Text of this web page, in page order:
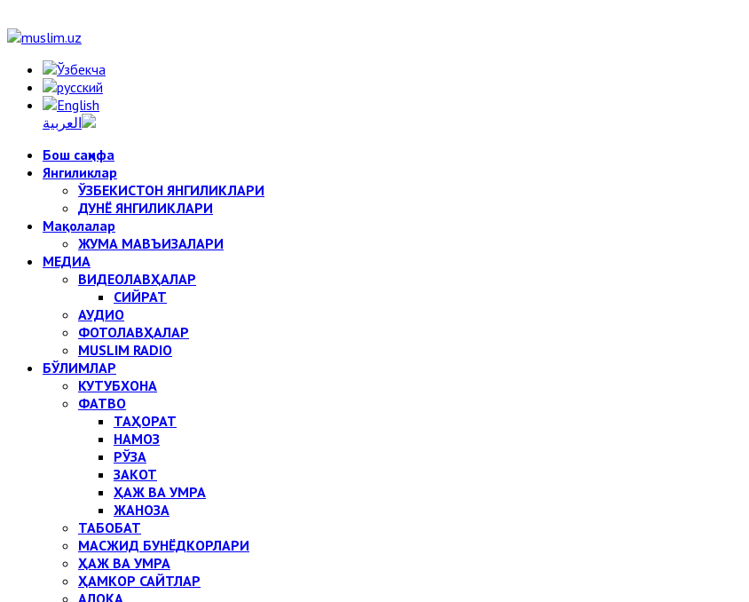
Бош саҳифа
Янгиликлар
ЎЗБЕКИСТОН ЯНГИЛИКЛАРИ
ДУНЁ ЯНГИЛИКЛАРИ
Мақолалар
ЖУМА МАВЪИЗАЛАРИ
МЕДИА
ВИДЕОЛАВҲАЛАР
СИЙРАТ
АУДИО
ФОТОЛАВҲАЛАР
MUSLIM RADIO
БЎЛИМЛАР
КУТУБХОНА
ФАТВО
ТАҲОРАТ
НАМОЗ
РЎЗА
ЗАКОТ
ҲАЖ ВА УМРА
ЖАНОЗА
ТАБОБАТ
МАСЖИД БУНЁДКОРЛАРИ
ҲАЖ ВА УМРА
ҲАМКОР САЙТЛАР
АЛОҚА